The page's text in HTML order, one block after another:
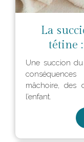
La
tétine
Une succion
mâchoire, des
l’enfant.